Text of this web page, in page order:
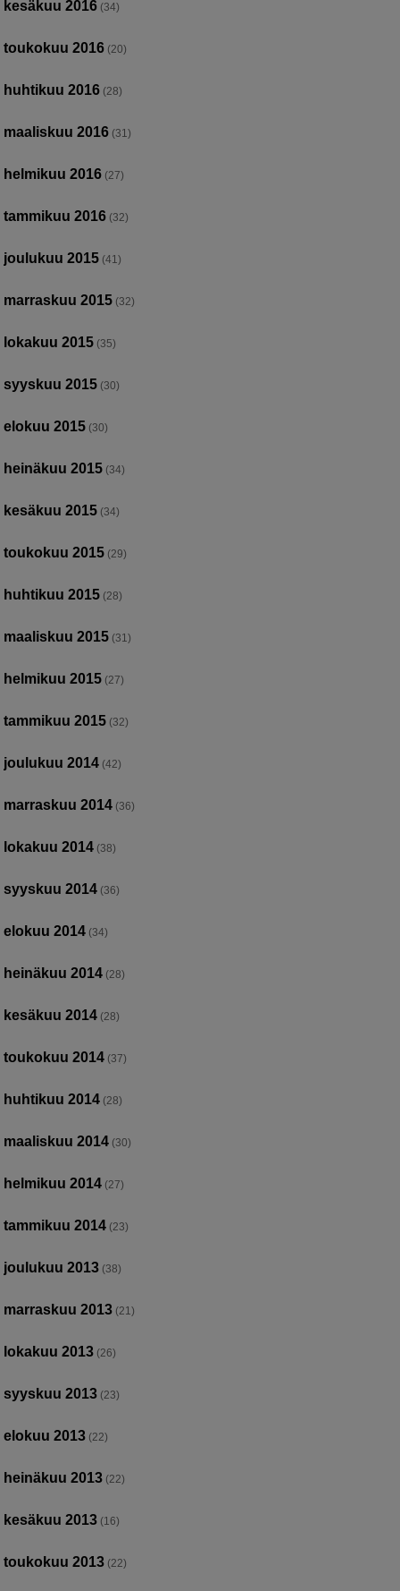
kesäkuu 2016 (34)
toukokuu 2016 (20)
huhtikuu 2016 (28)
maaliskuu 2016 (31)
helmikuu 2016 (27)
tammikuu 2016 (32)
joulukuu 2015 (41)
marraskuu 2015 (32)
lokakuu 2015 (35)
syyskuu 2015 (30)
elokuu 2015 (30)
heinäkuu 2015 (34)
kesäkuu 2015 (34)
toukokuu 2015 (29)
huhtikuu 2015 (28)
maaliskuu 2015 (31)
helmikuu 2015 (27)
tammikuu 2015 (32)
joulukuu 2014 (42)
marraskuu 2014 (36)
lokakuu 2014 (38)
syyskuu 2014 (36)
elokuu 2014 (34)
heinäkuu 2014 (28)
kesäkuu 2014 (28)
toukokuu 2014 (37)
huhtikuu 2014 (28)
maaliskuu 2014 (30)
helmikuu 2014 (27)
tammikuu 2014 (23)
joulukuu 2013 (38)
marraskuu 2013 (21)
lokakuu 2013 (26)
syyskuu 2013 (23)
elokuu 2013 (22)
heinäkuu 2013 (22)
kesäkuu 2013 (16)
toukokuu 2013 (22)